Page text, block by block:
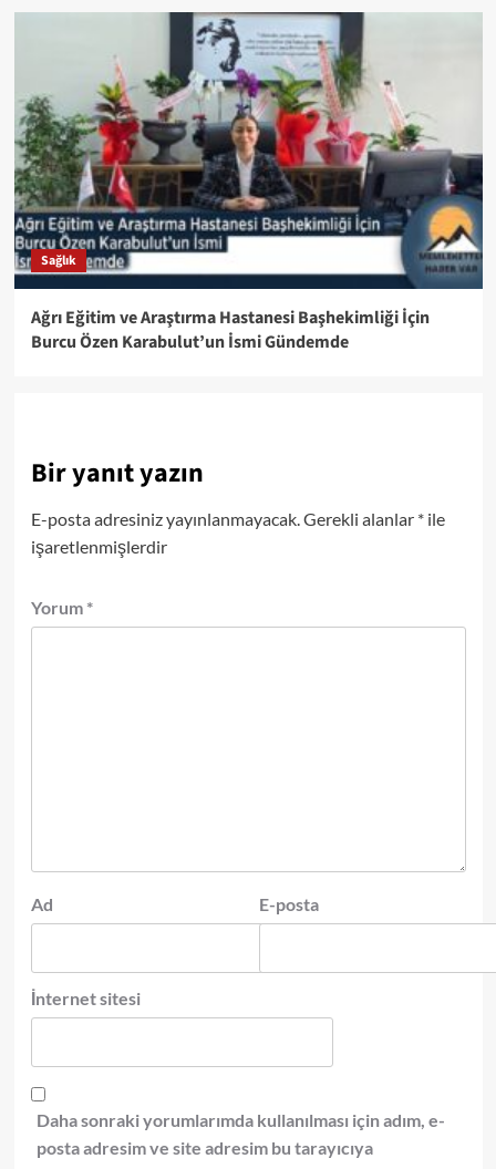
Sağlık
Ağrı Eğitim ve Araştırma Hastanesi Başhekimliği İçin
Burcu Özen Karabulut’un İsmi Gündemde
Bir yanıt yazın
E-posta adresiniz yayınlanmayacak. Gerekli alanlar *ile
işaretlenmişlerdir
Yorum *
Ad E-posta
İnternet sitesi
Daha sonraki yorumlarımda kullanılması için adım, e-
posta adresim ve site adresim bu tarayıcıya